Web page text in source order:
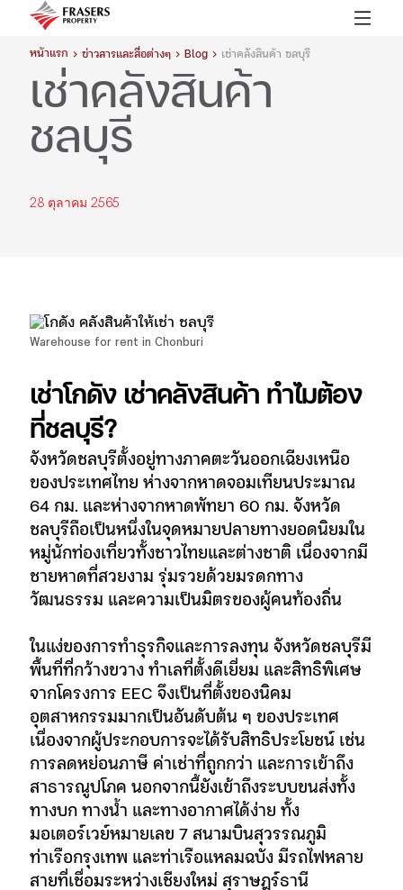
หน้าแรก ข่าวสารและสื่อต่างๆ Blog เช่าคลังสินค้า ชลบุรี
เช่าคลังสินค้า
ชลบุรี
28 ตุลาคม 2565
Warehouse for rent in Chonburi
เช่าโกดัง เช่าคลังสินค้า ทำไมต้อง
ที่ชลบุรี?
จังหวัดชลบุรีตั้งอยู่ทางภาคตะวันออกเฉียงเหนือ
ของประเทศไทย ห่างจากหาดจอมเทียนประมาณ
64 กม. และห่างจากหาดพัทยา 60 กม. จังหวัด
ชลบุรีถือเป็นหนึ่งในจุดหมายปลายทางยอดนิยมใน
หมู่นักท่องเที่ยวทั้งชาวไทยและต่างชาติ เนื่องจากมี
ชายหาดที่สวยงาม รุ่มรวยด้วยมรดกทาง
วัฒนธรรม และความเป็นมิตรของผู้คนท้องถิ่น
ในแง่ของการทำธุรกิจและการลงทุน จังหวัดชลบุรีมี
พื้นที่ที่กว้างขวาง ทำเลที่ตั้งดีเยี่ยม และสิทธิพิเศษ
จากโครงการ EEC จึงเป็นที่ตั้งของนิคม
อุตสาหกรรมมากเป็นอันดับต้น ๆ ของประเทศ
เนื่องจากผู้ประกอบการจะได้รับสิทธิประโยชน์ เช่น
การลดหย่อนภาษี ค่าเช่าที่ถูกกว่า และการเข้าถึง
สาธารณูปโภค นอกจากนี้ยังเข้าถึงระบบขนส่งทั้ง
ทางบก ทางน้ำ และทางอากาศได้ง่าย ทั้ง
มอเตอร์เวย์หมายเลข 7 สนามบินสุวรรณภูมิ
ท่าเรือกรุงเทพ และท่าเรือแหลมฉบัง มีรถไฟหลาย
สายที่เชื่อมระหว่างเชียงใหม่ สุราษฎร์ธานี